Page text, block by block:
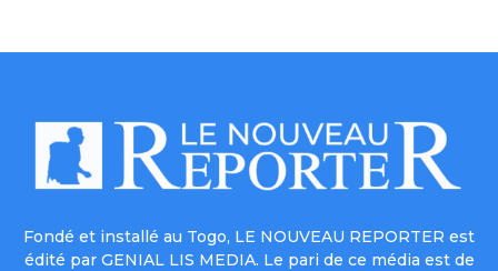
Fondé et installé au Togo, LE NOUVEAU REPORTER est
édité par GENIAL LIS MEDIA. Le pari de ce média est de